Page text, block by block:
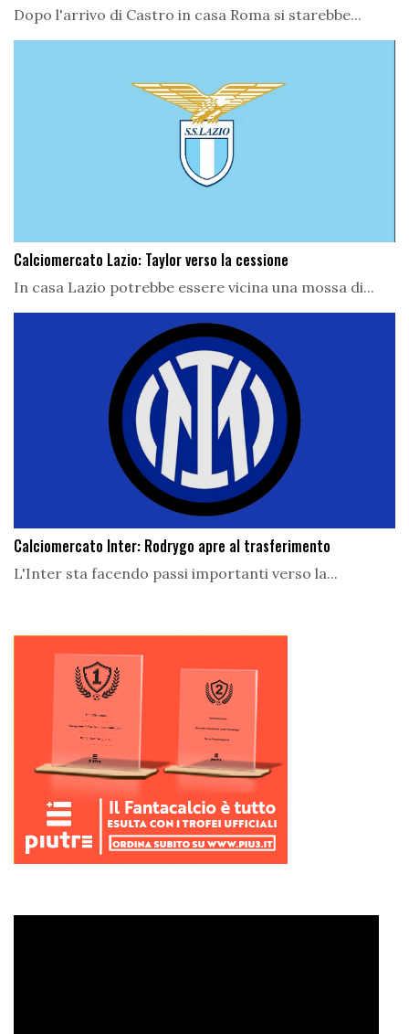
Dopo l'arrivo di Castro in casa Roma si starebbe...
Calciomercato Lazio: Taylor verso la cessione
In casa Lazio potrebbe essere vicina una mossa di...
Calciomercato Inter: Rodrygo apre al trasferimento
L'Inter sta facendo passi importanti verso la...